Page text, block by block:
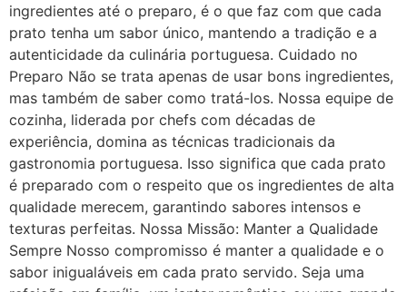
ingredientes até o preparo, é o que faz com que cada
prato tenha um sabor único, mantendo a tradição e a
autenticidade da culinária portuguesa. Cuidado no
Preparo Não se trata apenas de usar bons ingredientes,
mas também de saber como tratá-los. Nossa equipe de
cozinha, liderada por chefs com décadas de
experiência, domina as técnicas tradicionais da
gastronomia portuguesa. Isso significa que cada prato
é preparado com o respeito que os ingredientes de alta
qualidade merecem, garantindo sabores intensos e
texturas perfeitas. Nossa Missão: Manter a Qualidade
Sempre Nosso compromisso é manter a qualidade e o
sabor inigualáveis em cada prato servido. Seja uma